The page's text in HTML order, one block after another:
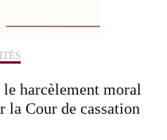
harcèlement moral
Cour de cassation